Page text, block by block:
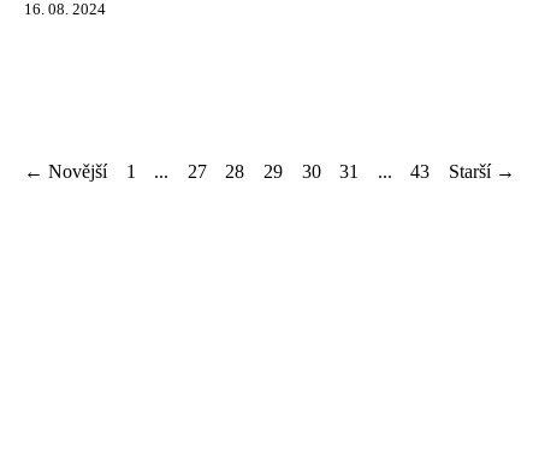
16. 08. 2024
← Novější 1 ... 27 28 29 30 31 ... 43 Starší →